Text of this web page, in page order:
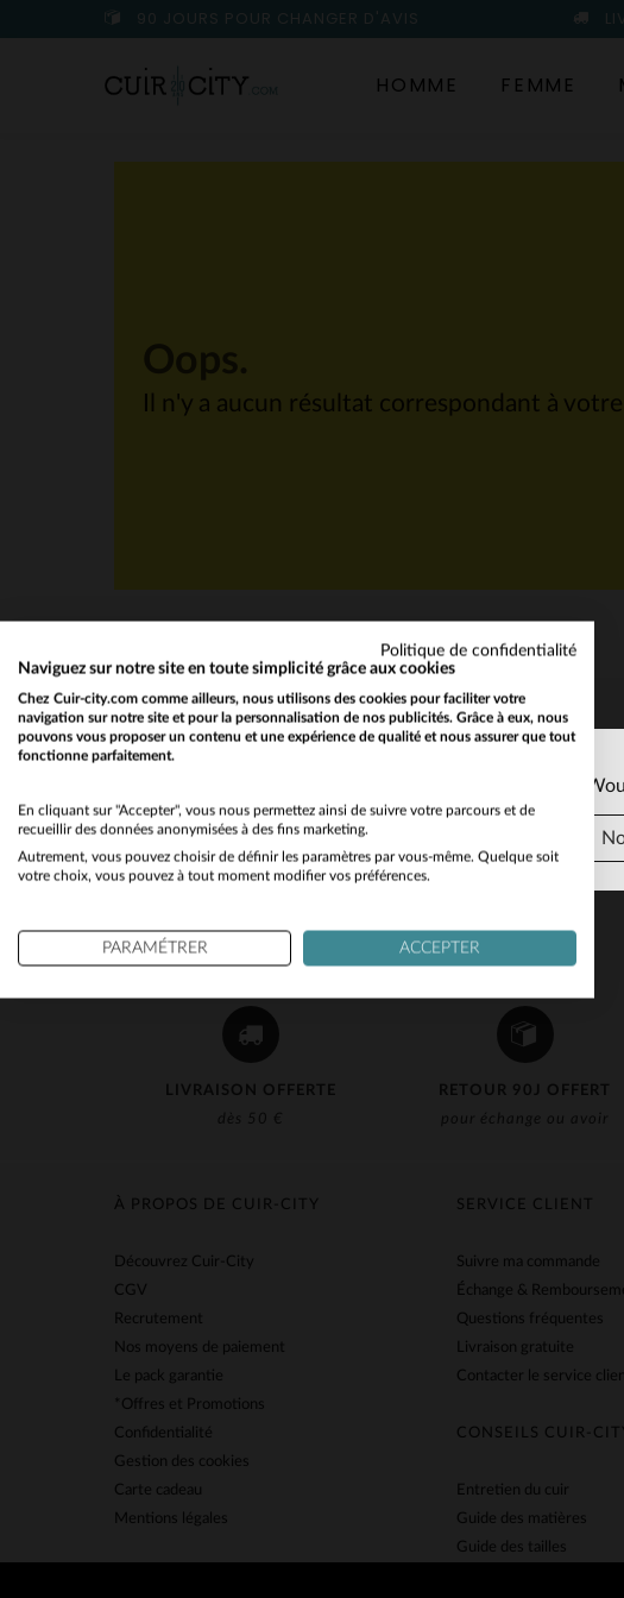
90 JOURS POUR CHANGER D'AVIS
HOMME FEMME
Il n'y a aucun résultat correspondant à
LIVRAISON OFFERTE
dès 50 €
RETOUR 90J OFFERT
pour échange ou avoir
Recevez par mail nos promos
et bons plans !
SERVICE CLIENT
Suivre ma commande
Échange &
Questions fréquentes
Livraison gratuite
Contacter le service
CONSEILS CUIR-
Entretien du cuir
Guide des matières
Guide des tailles
À PROPOS DE CUIR-CITY
Découvrez Cuir-City
CGV
Recrutement
Nos moyens de paiement
Le pack garantie
*Offres et Promotions
Confidentialité
Gestion des cookies
Carte cadeau
Mentions légales
Politique de confidentialité
Naviguez sur notre site en toute simplicité grâce aux cookies
Chez Cuir-city.com comme ailleurs, nous utilisons des cookies pour faciliter votre
navigation sur notre site et pour la personnalisation de nos publicités. Grâce à eux, nous
pouvons vous proposer un contenu et une expérience de qualité et nous assurer que tout
fonctionne parfaitement.
En cliquant sur "Accepter", vous nous permettez ainsi de suivre votre parcours et de
recueillir des données anonymisées à des fins marketing.
Autrement, vous pouvez choisir de définir les paramètres par vous-même. Quelque soit
votre choix, vous pouvez à tout moment modifier vos préférences.
PARAMÉTRER ACCEPTER